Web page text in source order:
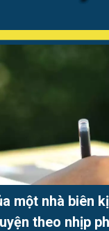
một nhà biên
theo nhịp